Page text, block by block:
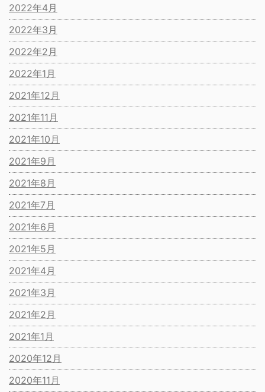
2022年4月
2022年3月
2022年2月
2022年1月
2021年12月
2021年11月
2021年10月
2021年9月
2021年8月
2021年7月
2021年6月
2021年5月
2021年4月
2021年3月
2021年2月
2021年1月
2020年12月
2020年11月